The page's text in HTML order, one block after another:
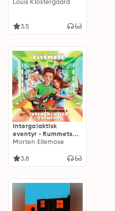
3.5
Intergalaktisk
eventyr - Rummets
Detektiver 2
Morten Ellemose
3.8